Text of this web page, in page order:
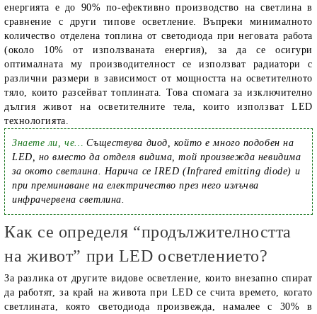
енергията е до 90% по-ефективно производство на светлина в
сравнение с други типове осветление. Въпреки минималното
количество отделена топлина от светодиода при неговата работа
(около 10% от използваната енергия), за да се осигури
оптималната му производителност се използват радиатори с
различни размери в зависимост от мощността на осветителното
тяло, които разсейват топлината. Това спомага за изключително
дългия живот на осветителните тела, които използват LED
технологията.
Знаете ли, че…
Съществува диод, който е много подобен на
LED, но вместо да отделя видима, той произвежда невидима
за окото светлина. Нарича се IRED (Infrared emitting diode) и
при преминаване на електричество през него излъчва
инфрачервена светлина.
Как се определя “продължителността
на живот” при LED осветлението?
За разлика от другите видове осветление, които внезапно спират
да работят, за край на живота при LED се счита времето, когато
светлината, която светодиода произвежда, намалее с 30% в